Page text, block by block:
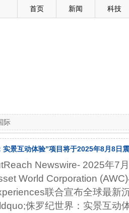
首页 新闻 科技
际
实景互动体验”项目将于2025年8月8日
Newswire- 2025年7
World Corporation
联合宣布全球最新
侏罗纪世界：实景互动